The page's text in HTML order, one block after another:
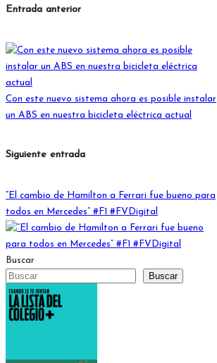
Navegación
entradas
Entrada anterior
Con este nuevo sistema ahora es posible instalar
un ABS en nuestra bicicleta eléctrica actual
Siguiente entrada
“El cambio de Hamilton a Ferrari fue bueno para
todos en Mercedes” #F1 #FVDigital
Buscar
Buscar